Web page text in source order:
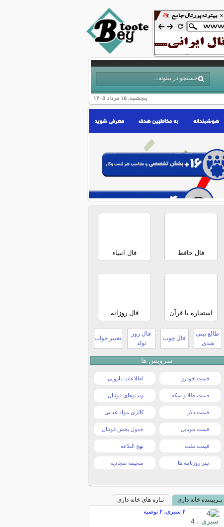
پنجشنبه, ۱۵ مرداد ۱۴۰۵
فال حافظ فال انبیاء
استخاره با قرآن فال روزانه
طالع بینی
هندی
فال چوب
فال روز
تولد
تعبیر خواب
سرویس ها
قیمت خودرو اطلاعات دارویی
قیمت طلا و سکه ویدئوهای فوتبال
قیمت دلار کالری مواد غذایی
قیمت موبایل جدول پخش فوتبال
قیمت تبلت نهج البلاغه
تیتر روزنامه ها صحیفه سجادیه
پـربیننده خانه داری
تـازه های خانه داری
۴ سبزی، ۴ توصیه